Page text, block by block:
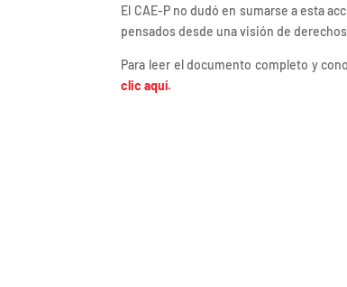
El CAE-P no dudó en sumarse a esta
pensados desde una visión de
Para leer el documento completo y
clic aquí.